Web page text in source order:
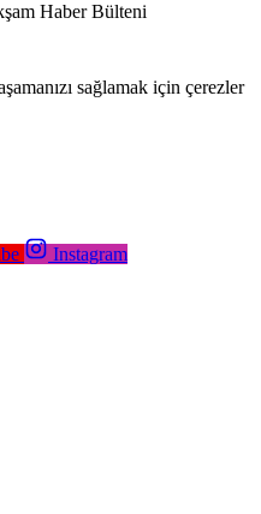
Haber Bülteni
sağlamak için çerezler
Instagram